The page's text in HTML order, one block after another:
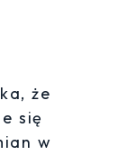
że
się
w